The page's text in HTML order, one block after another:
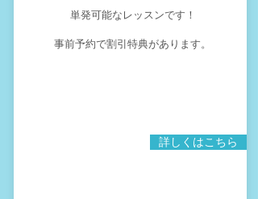
単発可能なレッスンです！
​事前予約で割引特典があります。
詳しくはこちら